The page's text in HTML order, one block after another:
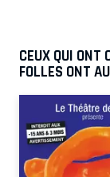
CEUX QUI ONT
FOLLES ONT